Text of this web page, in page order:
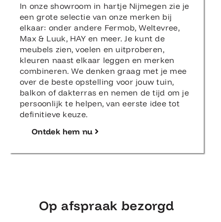
In onze showroom in hartje Nijmegen zie je
een grote selectie van onze merken bij
elkaar: onder andere Fermob, Weltevree,
Max & Luuk, HAY en meer. Je kunt de
meubels zien, voelen en uitproberen,
kleuren naast elkaar leggen en merken
combineren. We denken graag met je mee
over de beste opstelling voor jouw tuin,
balkon of dakterras en nemen de tijd om je
persoonlijk te helpen, van eerste idee tot
definitieve keuze.
Ontdek hem nu
Op afspraak bezorgd